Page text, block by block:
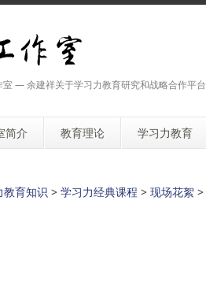
— 余建祥关于学习力教育研究和战略合作平台
简介 教育理论 学习力教育
教育知识 > 学习力经典课程 > 现场花絮 >